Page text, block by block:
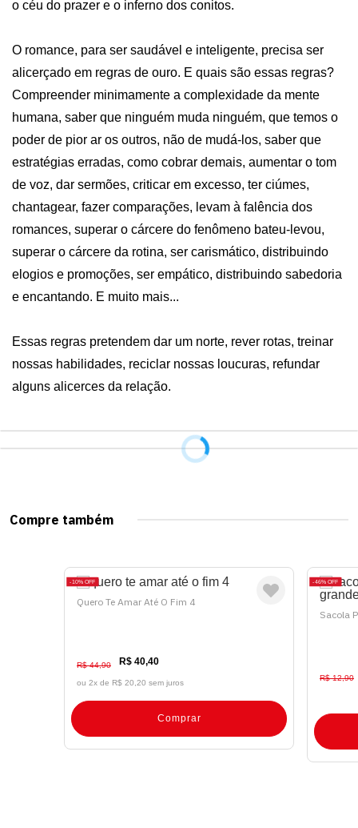
o céu do prazer e o inferno dos conitos.
O romance, para ser saudável e inteligente, precisa ser
alicerçado em regras de ouro. E quais são essas regras?
Compreender minimamente a complexidade da mente
humana, saber que ninguém muda ninguém, que temos o
poder de pior ar os outros, não de mudá-los, saber que
estratégias erradas, como cobrar demais, aumentar o tom
de voz, dar sermões, criticar em excesso, ter ciúmes,
chantagear, fazer comparações, levam à falência dos
romances, superar o cárcere do fenômeno bateu-levou,
superar o cárcere da rotina, ser carismático, distribuindo
elogios e promoções, ser empático, distribuindo sabedoria
e encantando. E muito mais...
Essas regras pretendem dar um norte, rever rotas, treinar
nossas habilidades, reciclar nossas loucuras, refundar
alguns alicerces da relação.
Compre também
10% OFF
Quero Te Amar Até O Fim 4
R$ 44,90 R$ 40,40
ou 2x de R$ 20,20 sem juros
Comprar
46% OFF
Sacola
R$ 12,90